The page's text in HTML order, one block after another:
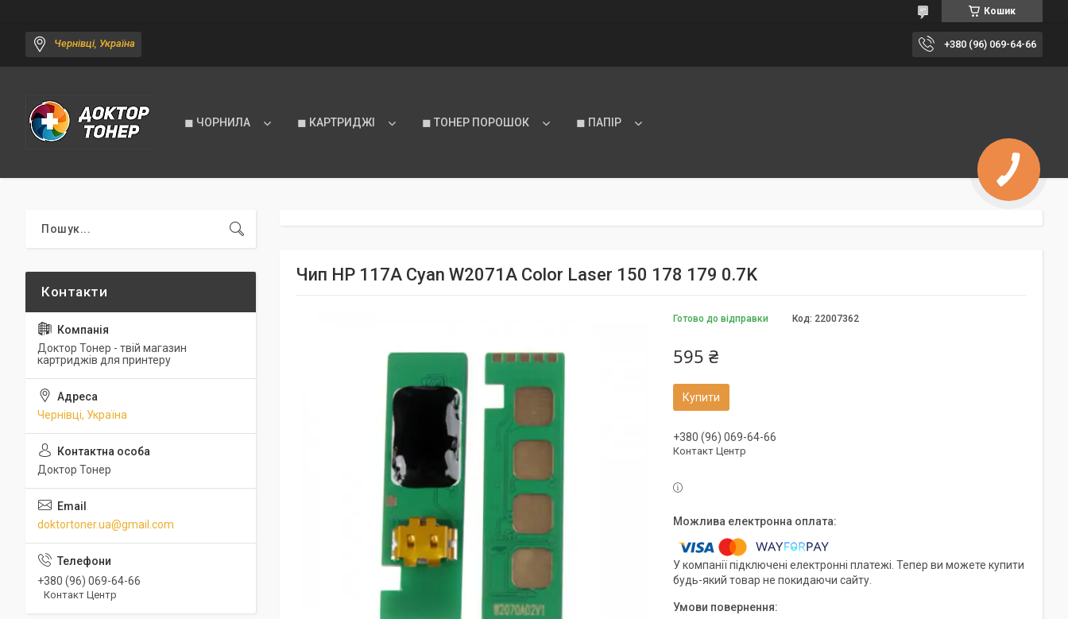
Кошик
Чернівці, Україна +380 (96) 069-64-66
◼ ЧОРНИЛА ◼ КАРТРИДЖІ ◼ ТОНЕР ПОРОШОК ◼ ПАПІР
Чип HP 117A Cyan W2071A Color Laser 150 178 179 0.7K
Готово до відправки Код: 22007362
595 ₴
Купити
+380 (96) 069-64-66
Контакт Центр
У компанії підключені електронні платежі. Тепер ви можете купити
будь-який товар не покидаючи сайту.
Доктор Тонер - твій магазин
картриджів для принтеру
Чернівці, Україна
Доктор Тонер
doktortoner.ua@gmail.com
+380 (96) 069-64-66
Контакт Центр